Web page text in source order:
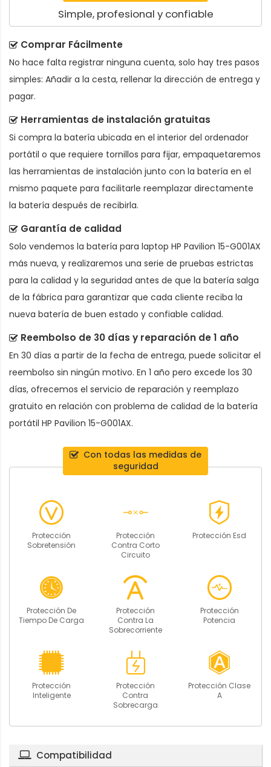
Simple, profesional y confiable
Comprar Fácilmente
No hace falta registrar ninguna cuenta, solo hay tres pasos
simples: Añadir a la cesta, rellenar la dirección de entrega y
pagar.
Herramientas de instalación gratuitas
Si compra la batería ubicada en el interior del ordenador
portátil o que requiere tornillos para fijar, empaquetaremos
las herramientas de instalación junto con la batería en el
mismo paquete para facilitarle reemplazar directamente
la batería después de recibirla.
Garantía de calidad
Solo vendemos la batería para laptop HP Pavilion 15-G001AX
más nueva, y realizaremos una serie de pruebas estrictas
para la calidad y la seguridad antes de que la batería salga
de la fábrica para garantizar que cada cliente reciba la
nueva batería de buen estado y confiable calidad.
Reembolso de 30 días y reparación de 1 año
En 30 días a partir de la fecha de entrega, puede solicitar el
reembolso sin ningún motivo. En 1 año pero excede los 30
días, ofrecemos el servicio de reparación y reemplazo
gratuito en relación con problema de calidad de la batería
portátil HP Pavilion 15-G001AX.
Con todas las medidas de
seguridad
Protección
Sobretensión
Protección
Contra Corto
Circuito
Protección Esd
Protección De
Tiempo De Carga
Protección
Contra La
Sobrecorriente
Protección
Potencia
Protección
Inteligente
Protección
Contra
Sobrecarga
Protección Clase
A
Compatibilidad